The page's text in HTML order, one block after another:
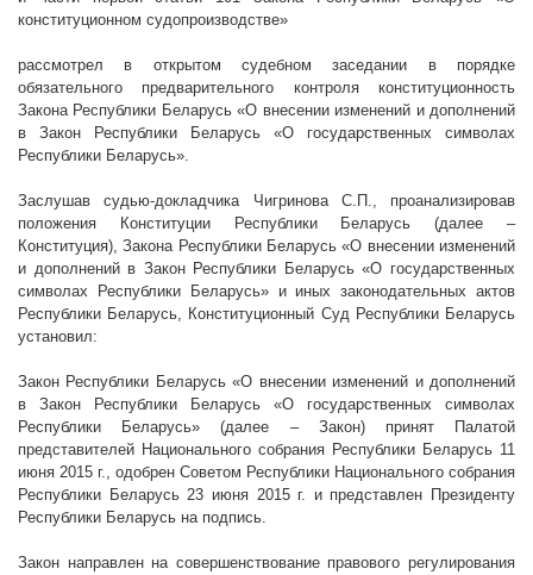
конституционном судопроизводстве»
рассмотрел в открытом судебном заседании в порядке
обязательного предварительного контроля конституционность
Закона Республики Беларусь «О внесении изменений и дополнений
в Закон Республики Беларусь «О
государственных символах
Республики Беларусь».
Заслушав судью-докладчика Чигринова С.П., проанализировав
положения Конституции Республики Беларусь (далее –
Конституция), Закона Республики Беларусь «О внесении изменений
и дополнений в Закон Республики Беларусь «О государственных
символах Республики Беларусь» и иных законодательных актов
Республики Беларусь, Конституционный Суд Республики Беларусь
установил:
Закон Республики Беларусь «О внесении изменений и дополнений
в Закон Республики Беларусь «О
государственных символах
Республики Беларусь» (далее – Закон) принят Палатой
представителей Национального собрания Республики Беларусь 11
июня 2015 г., одобрен Советом Республики Национального собрания
Республики Беларусь 23 июня 2015 г. и представлен Президенту
Республики Беларусь на подпись.
Закон направлен на совершенствование правового регулирования